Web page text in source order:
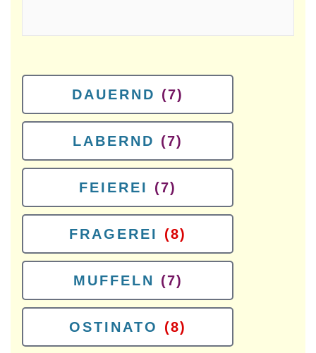
DAUERND (7)
LABERND (7)
FEIEREI (7)
FRAGEREI (8)
MUFFELN (7)
OSTINATO (8)